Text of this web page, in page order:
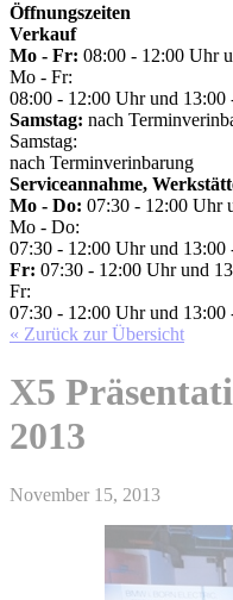
Öffnungszeiten
Verkauf
Mo - Fr: 08:00 - 12:00 Uhr
Mo - Fr:
08:00 - 12:00 Uhr und 13:00
Samstag: nach
Samstag:
nach Terminverinbarung
Serviceannahme,
Mo - Do: 07:30 - 12:00 Uhr
Mo - Do:
07:30 - 12:00 Uhr und 13:00
Fr: 07:30 - 12:00 Uhr und
Fr:
07:30 - 12:00 Uhr und 13:00
« Zurück zur Übersicht
X5
2013
November 15, 2013